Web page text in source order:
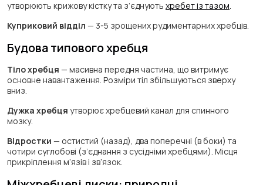
утворюють крижову кістку та з’єднують хребет із тазом
Куприковий відділ — 3-5 зрощених рудиментарних хребців.
Будова типового хребця
Тіло хребця — масивна передня частина, що витримує
основне навантаження. Розміри тіл збільшуються зверху
вниз.
Дужка хребця утворює хребцевий канал для спинного
мозку.
Відростки — остистий (назад), два поперечні (в боки) та
чотири суглобові (з’єднання з сусідніми хребцями). Місця
прикріплення м’язів і зв’язок.